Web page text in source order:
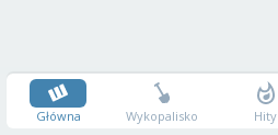
Główna Wykopalisko Hity